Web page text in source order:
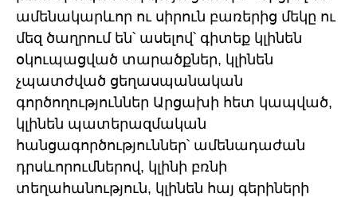
ամենակարևոր ու սիրուն բառերից մեկը ու
մեզ ծաղրում են՝ ասելով՝ գիտեք կլինեն
օկուպացված տարածքներ, կլինեն
չպատժված ցեղասպանական
գործողություններ Արցախի հետ կապված,
կլինեն պատերազմական
հանցագործություններ՝ ամենադաժան
դրսևորումներով, կլինի բռնի
տեղահանություն, կլինեն հայ գերիների